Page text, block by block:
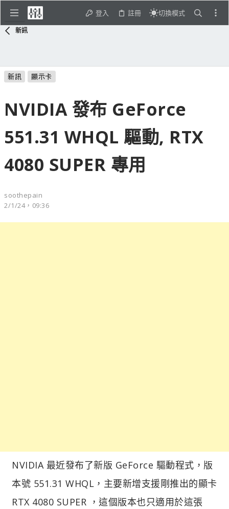
登入 註冊 切換模式
新訊
新訊 顯示卡
NVIDIA 發布 GeForce
551.31 WHQL 驅動, RTX
4080 SUPER 專用
soothepain
2/1/24，09:36
NVIDIA 最近發布了新版 GeForce 驅動程式，版
本號 551.31 WHQL，主要新增支援剛推出的顯卡
RTX 4080 SUPER ，這個版本也只適用於這張